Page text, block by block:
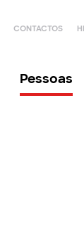
CONTACTOS
Pessoas